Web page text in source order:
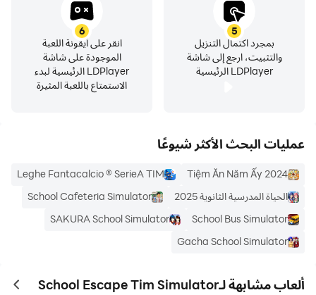
5
بمجرد اكتمال التنزيل
والتثبيت، ارجع إلى شاشة
LDPlayer الرئيسية
6
انقر على أيقونة اللعبة
الموجودة على شاشة
LDPlayer الرئيسية لبدء
الاستمتاع باللعبة المثيرة
عمليات البحث الأكثر شيوعًا
Tiệm Ăn Năm Ấy 2024
Leghe Fantacalcio ® SerieA TIM
الحياة المدرسية الثانوية 2025
School Cafeteria Simulator
School Bus Simulator
SAKURA School Simulator
Gacha School Simulator
ألعاب مشابهة لـSchool Escape Tim Simulator